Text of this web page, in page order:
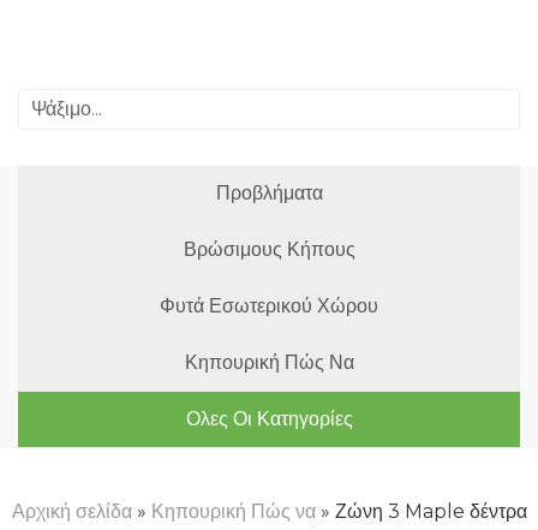
Προβλήματα
Βρώσιμους Κήπους
Φυτά Εσωτερικού Χώρου
Κηπουρική Πώς Να
Ολες Οι Κατηγορίες
Αρχική σελίδα» Κηπουρική Πώς να» Ζώνη 3 Maple δέντρα